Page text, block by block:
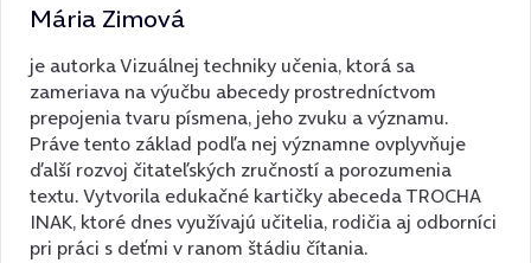
Mária Zimová
je autorka Vizuálnej techniky učenia, ktorá sa
zameriava na výučbu abecedy prostredníctvom
prepojenia tvaru písmena, jeho zvuku a významu.
Práve tento základ podľa nej významne ovplyvňuje
ďalší rozvoj čitateľských zručností a porozumenia
textu. Vytvorila edukačné kartičky abeceda TROCHA
INAK, ktoré dnes využívajú učitelia, rodičia aj odborníci
pri práci s deťmi v ranom štádiu čítania.